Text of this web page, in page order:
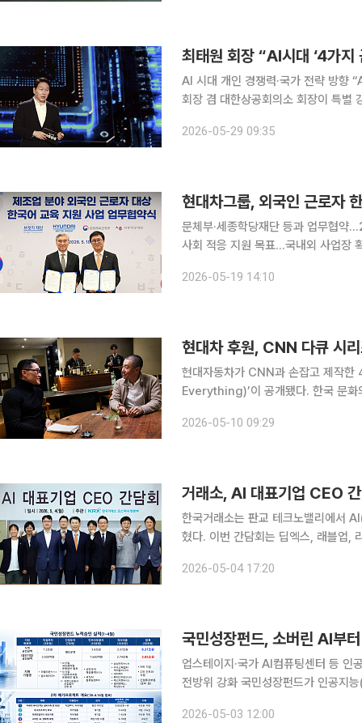
최태원 회장 “AI시대 ‘4가지
AI 시대 개인 경쟁력·국가 전략 방향 “AI 시대에는 인재의 정의가 달라질 것입니다.” 최태원 SK그룹
회장 겸 대한상공회의소 회장이 특별
국가 경쟁력 전략도 함께 달라져야 한
2026-05-29 09:35
현대차그룹, 외국인 근로자
문체부·세종학당재단 등과 업무협약
사회 적응 지원 목표…국내외 사업장 확대 검토 현대자동차그룹이 제조업 현장
2026-05-19 14:10
현대차 후원, CNN 다큐 시
현대자동차가 CNN과 손잡고 제작한
Everything)’이 공개됐다. 한국 문화
간 이어온 파트너십을 바탕으로 단독
2026-05-10 09:29
거래소, AI 대표기업 CEO
한국거래소는 판교 테크노밸리에서
혔다. 이번 간담회는 딥엑스, 래블업, 리벨리온, 업스테이지, 퓨리오사AI 등 국가 핵심기술 분야인
2026-05-04 17:20
국민성장펀드, 소버린 AI부
업스테이지·국가 AI컴퓨팅센터 등 인
전방위 강화 국민성장펀드가 인공지능(AI)을 중심으로 바이오, 이차전지, 반도체 등 첨단 산업 투자
2026-05-03 12:00